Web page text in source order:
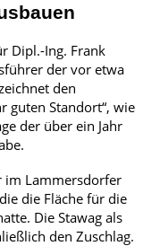
Dipl.-Ing. Frank
der vor etwa
den
guten Standort“, wie
der über ein Jahr
im Lammersdorfer
die Fläche für die
Die Stawag als
den Zuschlag.